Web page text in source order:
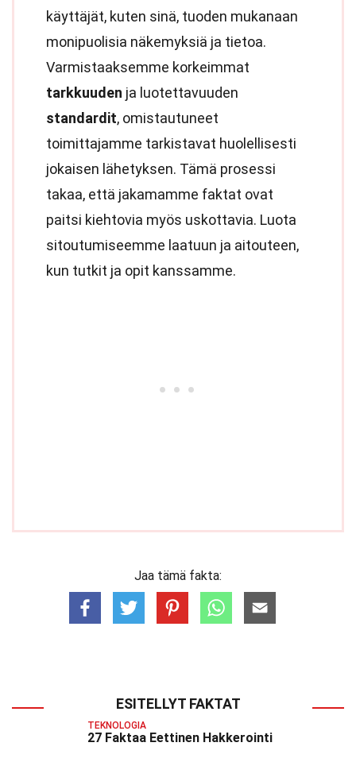
käyttäjät, kuten sinä, tuoden mukanaan
monipuolisia näkemyksiä ja tietoa.
Varmistaaksemme korkeimmat
tarkkuuden ja luotettavuuden
standardit, omistautuneet
toimittajamme tarkistavat huolellisesti
jokaisen lähetyksen. Tämä prosessi
takaa, että jakamamme faktat ovat
paitsi kiehtovia myös uskottavia. Luota
sitoutumiseemme laatuun ja aitouteen,
kun tutkit ja opit kanssamme.
Jaa tämä fakta:
ESITELLYT FAKTAT
TEKNOLOGIA
27 Faktaa Eettinen Hakkerointi